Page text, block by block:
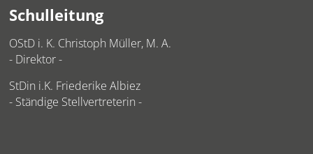
Schulleitung
OStD i. K. Christoph Müller, M. A.
- Direktor -
StDin i.K. Friederike Albiez
- Ständige Stellvertreterin -